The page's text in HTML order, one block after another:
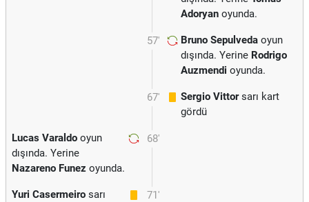
Adoryan oyunda.
57' Bruno Sepulveda oyun
dışında. Yerine Rodrigo
Auzmendi oyunda.
67' Sergio Vittorsarı kart
gördü
68'
Lucas Varaldo oyun
dışında. Yerine
Nazareno Funez oyunda.
71'
Yuri Casermeiro sarı